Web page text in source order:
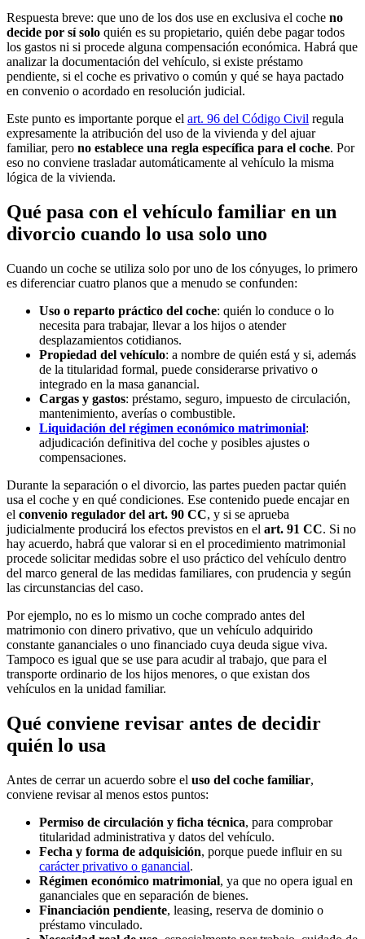
Respuesta breve: que uno de los dos use en exclusiva el coche no
decide por sí solo quién es su propietario, quién debe pagar todos
los gastos ni si procede alguna compensación económica. Habrá que
analizar la documentación del vehículo, si existe préstamo
pendiente, si el coche es privativo o común y qué se haya pactado
en convenio o acordado en resolución judicial.
Este punto es importante porque el art. 96 del Código Civil regula
expresamente la atribución del uso de la vivienda y del ajuar
familiar, pero no establece una regla específica para el coche. Por
eso no conviene trasladar automáticamente al vehículo la misma
lógica de la vivienda.
Qué pasa con el vehículo familiar en un
divorcio cuando lo usa solo uno
Cuando un coche se utiliza solo por uno de los cónyuges, lo primero
es diferenciar cuatro planos que a menudo se confunden:
Uso o reparto práctico del coche: quién lo conduce o lo
necesita para trabajar, llevar a los hijos o atender
desplazamientos cotidianos.
Propiedad del vehículo: a nombre de quién está y si, además
de la titularidad formal, puede considerarse privativo o
integrado en la masa ganancial.
Cargas y gastos: préstamo, seguro, impuesto de circulación,
mantenimiento, averías o combustible.
Liquidación del régimen económico matrimonial:
adjudicación definitiva del coche y posibles ajustes o
compensaciones.
Durante la separación o el divorcio, las partes pueden pactar quién
usa el coche y en qué condiciones. Ese contenido puede encajar en
el convenio regulador del art. 90 CC, y si se aprueba
judicialmente producirá los efectos previstos en el art. 91 CC. Si no
hay acuerdo, habrá que valorar si en el procedimiento matrimonial
procede solicitar medidas sobre el uso práctico del vehículo dentro
del marco general de las medidas familiares, con prudencia y según
las circunstancias del caso.
Por ejemplo, no es lo mismo un coche comprado antes del
matrimonio con dinero privativo, que un vehículo adquirido
constante gananciales o uno financiado cuya deuda sigue viva.
Tampoco es igual que se use para acudir al trabajo, que para el
transporte ordinario de los hijos menores, o que existan dos
vehículos en la unidad familiar.
Qué conviene revisar antes de decidir
quién lo usa
Antes de cerrar un acuerdo sobre el uso del coche familiar,
conviene revisar al menos estos puntos:
Permiso de circulación y ficha técnica, para comprobar
titularidad administrativa y datos del vehículo.
Fecha y forma de adquisición, porque puede influir en su
carácter privativo o ganancial.
Régimen económico matrimonial, ya que no opera igual en
gananciales que en separación de bienes.
Financiación pendiente, leasing, reserva de dominio o
préstamo vinculado.